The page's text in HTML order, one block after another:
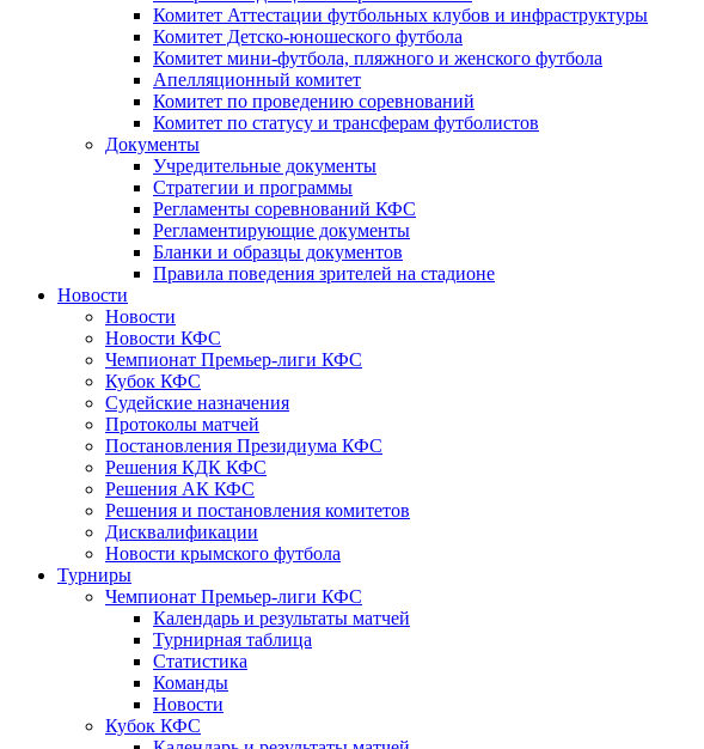
Комитет Аттестации футбольных клубов и инфраструктуры
Комитет Детско-юношеского футбола
Комитет мини-футбола, пляжного и женского футбола
Апелляционный комитет
Комитет по проведению соревнований
Комитет по статусу и трансферам футболистов
Документы
Учредительные документы
Стратегии и программы
Регламенты соревнований КФС
Регламентирующие документы
Бланки и образцы документов
Правила поведения зрителей на стадионе
Новости
Новости
Новости КФС
Чемпионат Премьер-лиги КФС
Кубок КФС
Судейские назначения
Протоколы матчей
Постановления Президиума КФС
Решения КДК КФС
Решения АК КФС
Решения и постановления комитетов
Дисквалификации
Новости крымского футбола
Турниры
Чемпионат Премьер-лиги КФС
Календарь и результаты матчей
Турнирная таблица
Статистика
Команды
Новости
Кубок КФС